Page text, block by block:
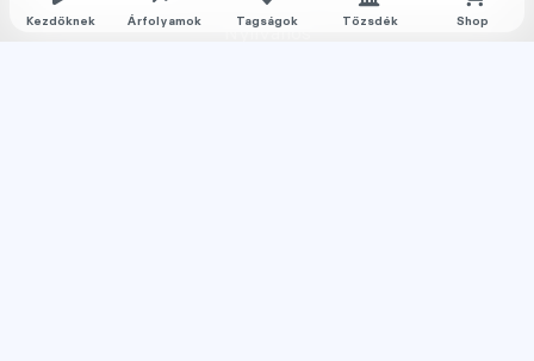
Kezdőknek Árfolyamok Tagságok Tőzsdék Shop
Nyilvános